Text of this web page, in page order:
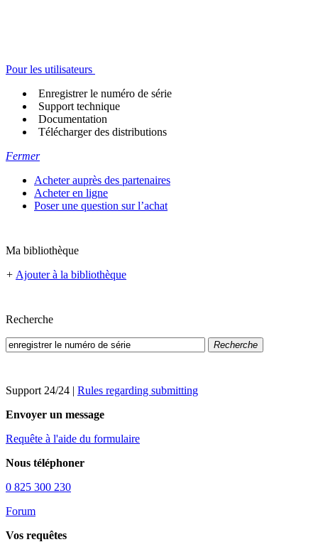
Pour les utilisateurs
Enregistrer le numéro de série
Support technique
Documentation
Télécharger des distributions
Fermer
Acheter auprès des partenaires
Acheter en ligne
Poser une question sur l’achat
Ma bibliothèque
+ Ajouter à la bibliothèque
Recherche
Recherche
Support 24/24 | Rules regarding submitting
Envoyer un message
Requête à l'aide du formulaire
Nous téléphoner
0 825 300 230
Forum
Vos requêtes